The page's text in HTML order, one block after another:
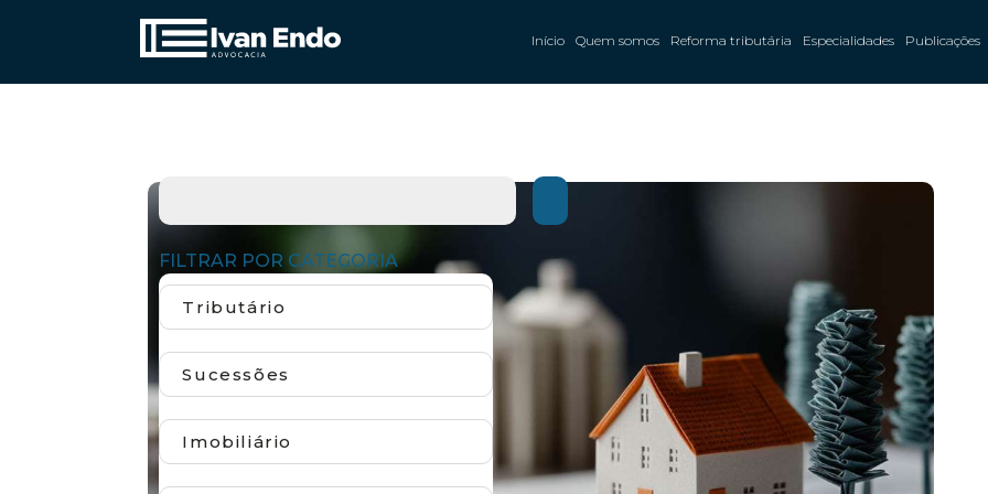
Início Quem somos Reforma tributária Especialidades Publicações
FILTRAR POR CATEGORIA
Tributário
Sucessões
Imobiliário